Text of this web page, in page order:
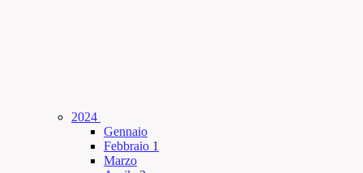
2024
Gennaio
Febbraio 1
Marzo